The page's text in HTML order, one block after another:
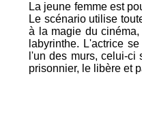
La jeune femme est
Le scénario utilise
à la magie du
labyrinthe. L'actrice
l'un des murs, celui-ci
prisonnier, le libère et